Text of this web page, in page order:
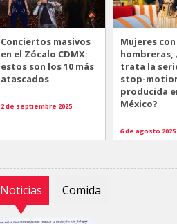
Conciertos masivos
en el Zócalo CDMX:
estos son los 10 más
atascados
2 de septiembre 2025
Mujeres con
hombreras,
trata la
stop-
producida
México?
6 de agosto 2025
Noticias Comida